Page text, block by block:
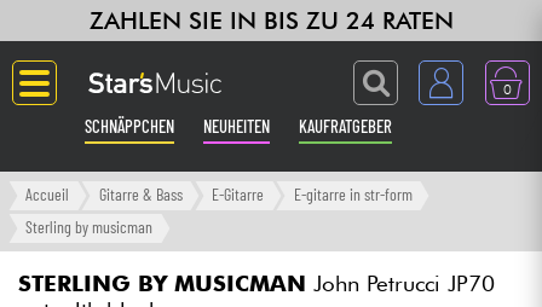
ZAHLEN SIE IN BIS ZU 24 RATEN
0
SCHNÄPPCHEN NEUHEITEN KAUFRATGEBER
Langue
Accueil Gitarre & Bass E-Gitarre
E-gitarre in str-form
Sterling by musicman
STERLING BY MUSICMAN John Petrucci JP70